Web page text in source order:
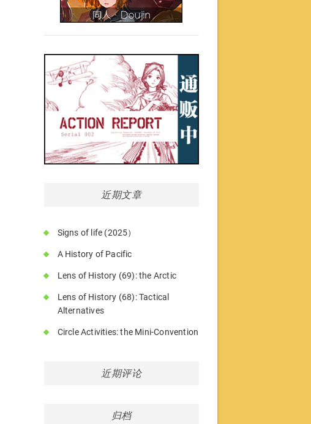
近期文章
Signs of life (2025）
A History of Pacific
Lens of History (69): the Arctic
Lens of History (68): Tactical
Alternatives
Circle Activities: the Mini-Convention
近期评论
归档